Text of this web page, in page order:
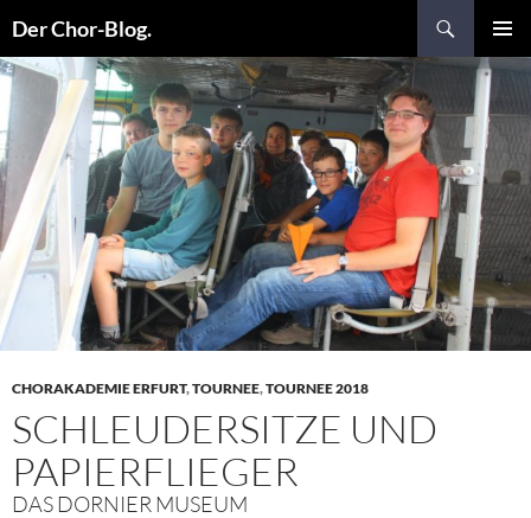
Der Chor-Blog.
MENÜ
INHALT
SPRINGEN
CHORAKADEMIE ERFURT,TOURNEE,TOURNEE 2018
SCHLEUDERSITZE UND
PAPIERFLIEGER
DAS DORNIER MUSEUM